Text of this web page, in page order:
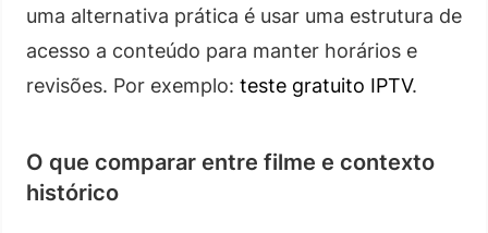
uma alternativa prática é usar uma estrutura de
acesso a conteúdo para manter horários e
revisões. Por exemplo: teste gratuito IPTV.
O que comparar entre filme e contexto
histórico